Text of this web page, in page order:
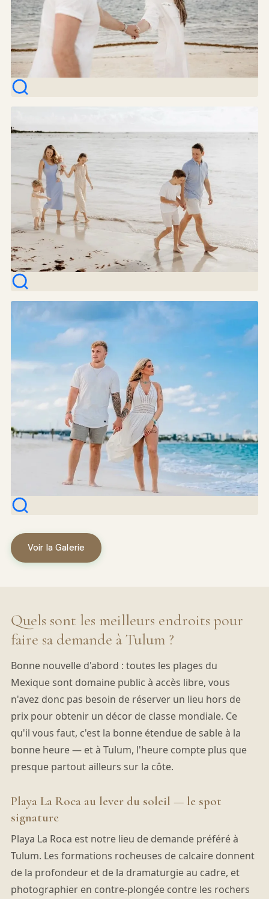
Voir la Galerie
Quels sont les meilleurs endroits pour
faire sa demande à Tulum ?
Bonne nouvelle d'abord : toutes les plages du
Mexique sont domaine public à accès libre, vous
n'avez donc pas besoin de réserver un lieu hors de
prix pour obtenir un décor de classe mondiale. Ce
qu'il vous faut, c'est la bonne étendue de sable à la
bonne heure — et à Tulum, l'heure compte plus que
presque partout ailleurs sur la côte.
Playa La Roca au lever du soleil — le spot
signature
Playa La Roca est notre lieu de demande préféré à
Tulum. Les formations rocheuses de calcaire donnent
de la profondeur et de la dramaturgie au cadre, et
photographier en contre-plongée contre les rochers